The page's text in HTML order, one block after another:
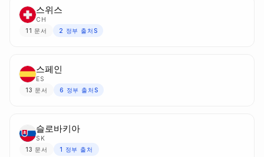
스위스
CH
11 문서 2 정부 출처S
스페인
ES
13 문서 6 정부 출처S
슬로바키아
SK
13 문서 1 정부 출처